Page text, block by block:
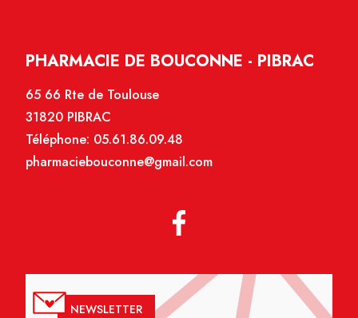
PHARMACIE DE BOUCONNE - PIBRAC
65 66 Rte de Toulouse
31820 PIBRAC
Téléphone: 05.61.86.09.48
pharmaciebouconne@gmail.com
NEWSLETTER